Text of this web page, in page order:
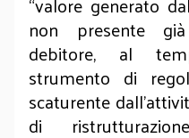
non presente
debitore, al
strumento di
scaturente
di